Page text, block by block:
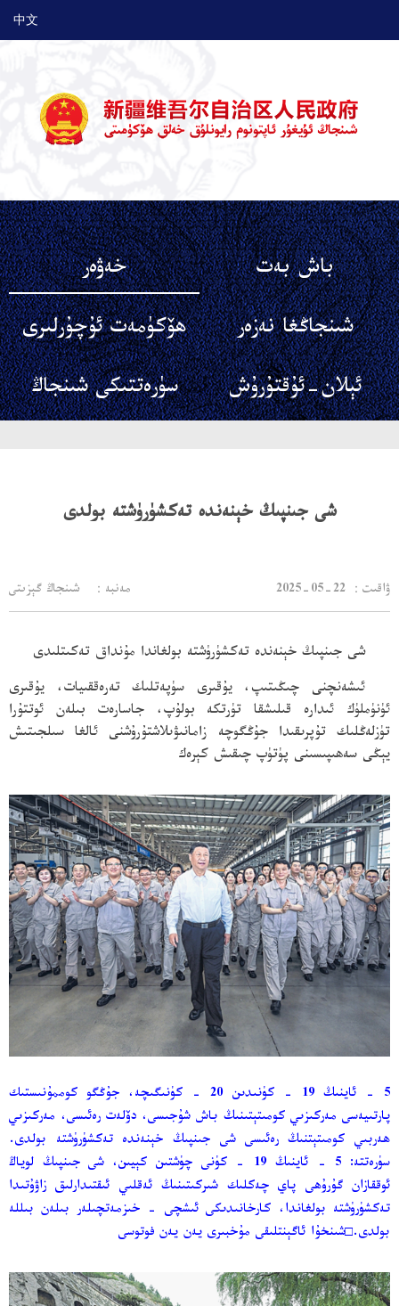
中文
باش بەت
خەۋەر
شىنجاڭغا نەزەر
ھۆكۈمەت ئۇچۇرلىرى
ئېلان-ئۇقتۇرۇش
سۈرەتتىكى شىنجاڭ
شى جىنپىڭ خېنەندە تەكشۈرۈشتە بولدى
2025-05-22 ：ۋاقىت مەنبە： شىنجاڭ گېزىتى
شى جىنپىڭ خېنەندە تەكشۈرۈشتە بولغاندا مۇنداق تەكىتلىدى
ئىشەنچنى چىڭىتىپ، يۇقىرى سۈپەتلىك تەرەققىيات، يۇقىرى
ئۈنۈملۈك ئىدارە قىلىشقا تۈرتكە بولۇپ، جاسارەت بىلەن ئوتتۇرا
تۈزلەڭلىك تۇپرىقىدا جۇڭگوچە زامانىۋىلاشتۇرۇشنى ئالغا سىلجىتىش
يېڭى سەھىپىسىنى پۈتۈپ چىقىش كېرەك
5 - ئاينىڭ 19 - كۈنىدىن 20 - كۈنىگىچە، جۇڭگو كوممۇنىستىك
پارتىيەسى مەركىزىي كومىتېتىنىڭ باش شۇجىسى، دۆلەت رەئىسى، مەركىزىي
ھەربىي كومىتېتنىڭ رەئىسى شى جىنپىڭ خېنەندە تەكشۈرۈشتە بولدى.
سۈرەتتە: 5 - ئاينىڭ 19 - كۈنى چۈشتىن كېيىن، شى جىنپىڭ لوياڭ
ئوققازان گۇرۇھى پاي چەكلىك شىركىتىنىڭ ئەقلىي ئىقتىدارلىق زاۋۇتىدا
تەكشۈرۈشتە بولغاندا، كارخانىدىكى ئىشچى - خىزمەتچىلەر بىلەن بىللە
بولدى.□شىنخۇا ئاگېنتلىقى مۇخبىرى يەن يەن فوتوسى